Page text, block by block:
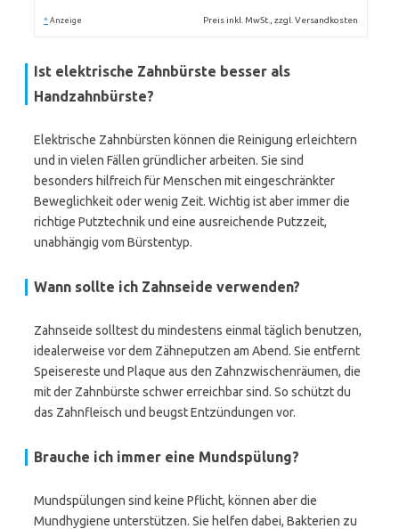
* Anzeige Preis inkl. MwSt., zzgl. Versandkosten
Ist elektrische Zahnbürste besser als
Handzahnbürste?
Elektrische Zahnbürsten können die Reinigung erleichtern
und in vielen Fällen gründlicher arbeiten. Sie sind
besonders hilfreich für Menschen mit eingeschränkter
Beweglichkeit oder wenig Zeit. Wichtig ist aber immer die
richtige Putztechnik und eine ausreichende Putzzeit,
unabhängig vom Bürstentyp.
Wann sollte ich Zahnseide verwenden?
Zahnseide solltest du mindestens einmal täglich benutzen,
idealerweise vor dem Zähneputzen am Abend. Sie entfernt
Speisereste und Plaque aus den Zahnzwischenräumen, die
mit der Zahnbürste schwer erreichbar sind. So schützt du
das Zahnfleisch und beugst Entzündungen vor.
Brauche ich immer eine Mundspülung?
Mundspülungen sind keine Pflicht, können aber die
Mundhygiene unterstützen. Sie helfen dabei, Bakterien zu